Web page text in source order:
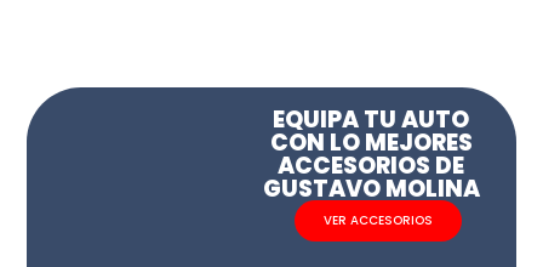
EQUIPA TU AUTO
CON LO MEJORES
ACCESORIOS DE
GUSTAVO MOLINA
VER ACCESORIOS